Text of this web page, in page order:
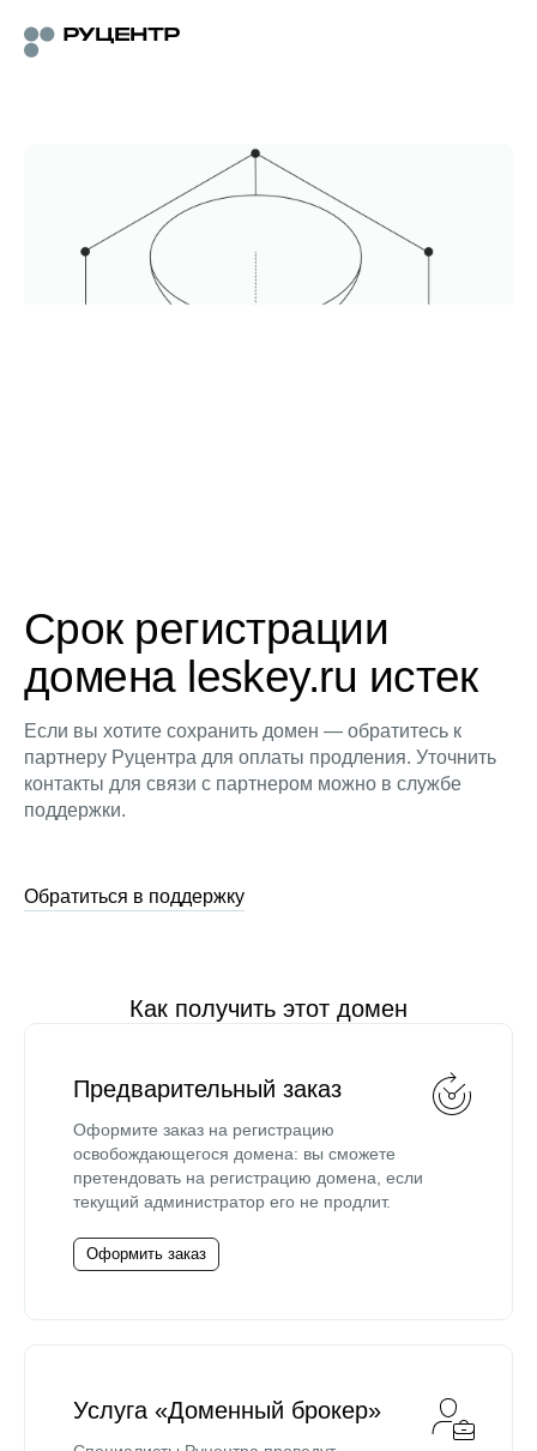
Срок регистрации
домена leskey.ru истек
Если вы хотите сохранить домен — обратитесь к
партнеру Руцентра для оплаты продления. Уточнить
контакты для связи с партнером можно в службе
поддержки.
Обратиться в поддержку
Как получить этот домен
Предварительный заказ
Оформите заказ на регистрацию
освобождающегося домена: вы сможете
претендовать на регистрацию домена, если
текущий администратор его не продлит.
Оформить заказ
Услуга «Доменный брокер»